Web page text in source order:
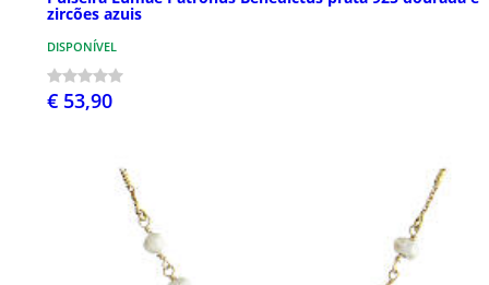
zircões azuis
DISPONÍVEL
€ 53,90